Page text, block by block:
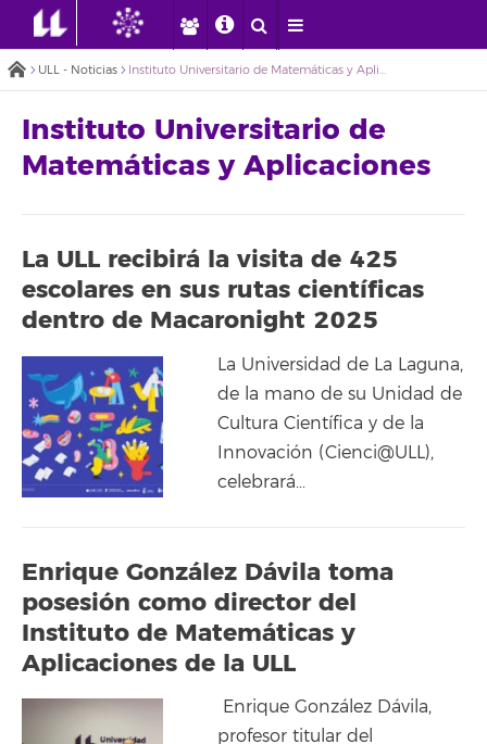
ULL - Noticias Instituto Universitario de Matemáticas y Aplicaciones
Instituto Universitario de
Matemáticas y Aplicaciones
La ULL recibirá la visita de 425
escolares en sus rutas científicas
dentro de Macaronight 2025
La Universidad de La Laguna,
de la mano de su Unidad de
Cultura Científica y de la
Innovación (Cienci@ULL),
celebrará…
Enrique González Dávila toma
posesión como director del
Instituto de Matemáticas y
Aplicaciones de la ULL
Enrique González Dávila,
profesor titular del